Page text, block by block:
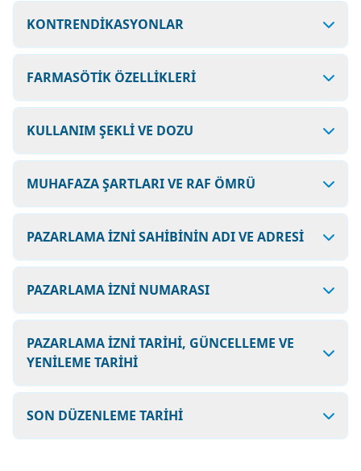
KONTRENDİKASYONLAR
FARMASÖTİK ÖZELLİKLERİ
KULLANIM ŞEKLİ VE DOZU
MUHAFAZA ŞARTLARI VE RAF ÖMRÜ
PAZARLAMA İZNİ SAHİBİNİN ADI VE ADRESİ
PAZARLAMA İZNİ NUMARASI
PAZARLAMA İZNİ TARİHİ, GÜNCELLEME VE
YENİLEME TARİHİ
SON DÜZENLEME TARİHİ